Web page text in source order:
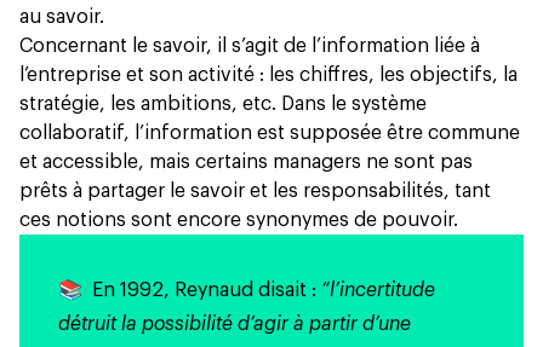
au savoir.
Concernant le savoir, il s’agit de l’information liée à
l’entreprise et son activité : les chiffres, les objectifs, la
stratégie, les ambitions, etc. Dans le système
collaboratif, l’information est supposée être commune
et accessible, mais certains managers ne sont pas
prêts à partager le savoir et les responsabilités, tant
ces notions sont encore synonymes de pouvoir.
📚 En 1992, Reynaud disait : “l’incertitude
détruit la possibilité d’agir à partir d’une